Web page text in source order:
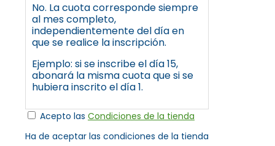
No. La cuota corresponde siempre
al mes completo,
independientemente del día en
que se realice la inscripción.
Ejemplo: si se inscribe el día 15,
abonará la misma cuota que si se
hubiera inscrito el día 1.
Acepto las Condiciones de la tienda
Ha de aceptar las condiciones de la tienda